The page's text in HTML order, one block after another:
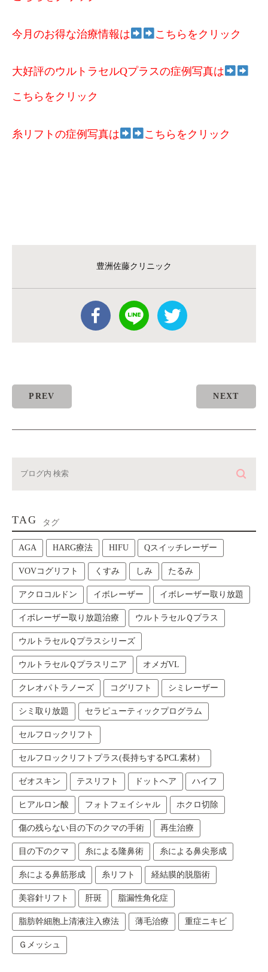
今月のお得な治療情報は こちらをクリック
大好評のウルトラセルQプラスの症例写真は
こちらをクリック
糸リフトの症例写真は こちらをクリック
豊洲佐藤クリニック
PREV NEXT
TAG タグ
AGA HARG療法 HIFU Qスイッチレーザー
VOVコグリフト くすみ しみ たるみ
アクロコルドン イボレーザー イボレーザー取り放題
イボレーザー取り放題治療 ウルトラセルＱプラス
ウルトラセルＱプラスシリーズ
ウルトラセルＱプラスリニア オメガVL
クレオパトラノーズ コグリフト シミレーザー
シミ取り放題 セラピューティックプログラム
セルフロックリフト
セルフロックリフトプラス(長持ちするPCL素材）
ゼオスキン テスリフト ドットヘア ハイフ
ヒアルロン酸 フォトフェイシャル ホクロ切除
傷の残らない目の下のクマの手術 再生治療
目の下のクマ 糸による隆鼻術 糸による鼻尖形成
糸による鼻筋形成 糸リフト 経結膜的脱脂術
美容針リフト 肝斑 脂漏性角化症
脂肪幹細胞上清液注入療法 薄毛治療 重症ニキビ
Ｇメッシュ